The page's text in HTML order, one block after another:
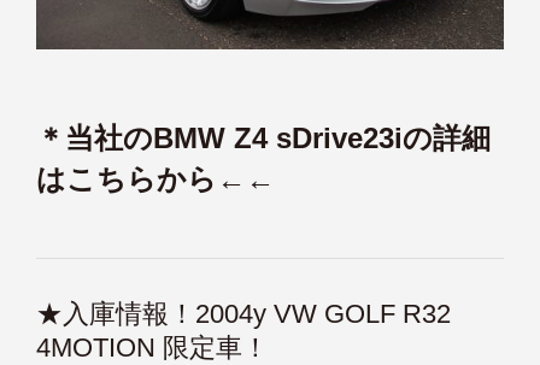
＊当社のBMW Z4 sDrive23iの詳細
はこちらから←←
★入庫情報！2004y VW GOLF R32
4MOTION 限定車！